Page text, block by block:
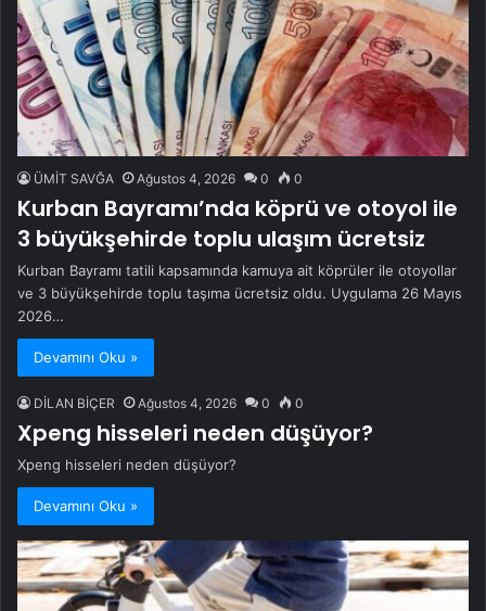
ÜMİT SAVĞA Ağustos 4, 2026 0 0
Kurban Bayramı’nda köprü ve otoyol ile
3 büyükşehirde toplu ulaşım ücretsiz
Kurban Bayramı tatili kapsamında kamuya ait köprüler ile otoyollar
ve 3 büyükşehirde toplu taşıma ücretsiz oldu. Uygulama 26 Mayıs
2026…
Devamını Oku »
DİLAN BİÇER Ağustos 4, 2026 0 0
Xpeng hisseleri neden düşüyor?
Xpeng hisseleri neden düşüyor?
Devamını Oku »